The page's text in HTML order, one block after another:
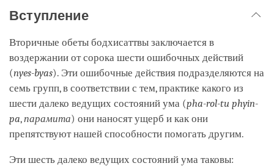
Вступление
Вторичные обеты бодхисаттвы заключается в
воздержании от сорока шести ошибочных действий
(nyes-byas). Эти ошибочные действия подразделяются на
семь групп, в соответствии с тем, практике какого из
шести далеко ведущих состояний ума (pha-rol-tu phyin-
pa,парамита) они наносят ущерб и как они
препятствуют нашей способности помогать другим.
Эти шесть далеко ведущих состояний ума таковы: